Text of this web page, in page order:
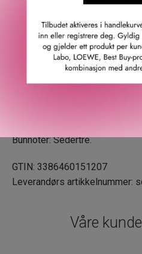
Rosen, evig og mangesidig,
prestisjefylte adressen.
med iris og et hint av te, mens
trebase gir blomsten en dristig
duft som utvikler seg over tid
eleganse og friskhet.
Bunnoter: Sedertre.
GTIN: 3386460151207
Leverandørs artikkelnummer:
Våre